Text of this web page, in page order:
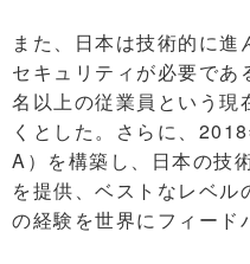
また、日本は技術的に
セキュリティが必要で
名以上の従業員という現
くとした。さらに、
A）を構築し、日本の技
を提供、ベストなレベ
の経験を世界にフィード